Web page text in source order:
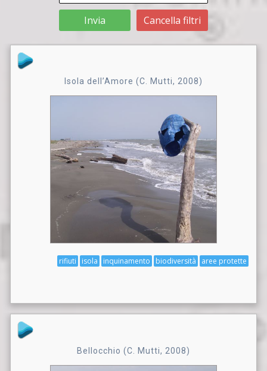
Invia Cancella filtri
Isola dell’Amore (C. Mutti, 2008)
aree protette
biodiversità
inquinamento
isola
rifiuti
Bellocchio (C. Mutti, 2008)